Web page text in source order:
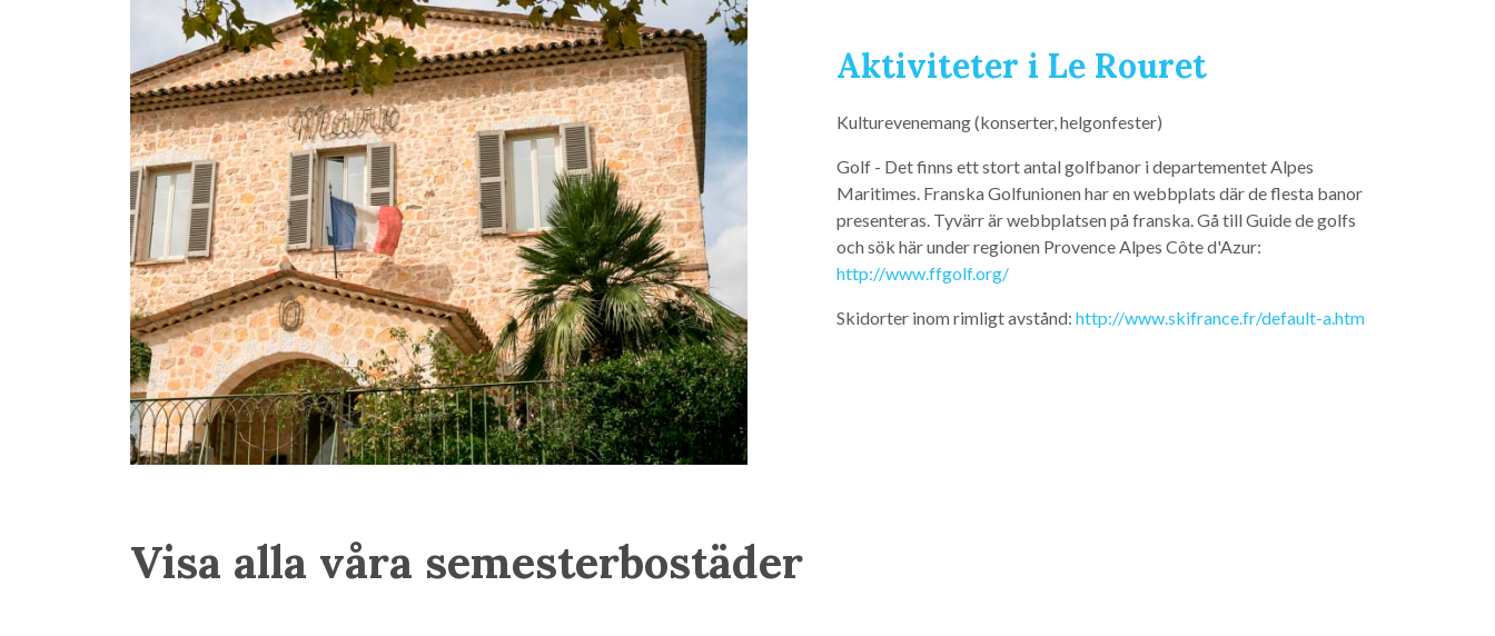
Aktiviteter i Le Rouret
Kulturevenemang (konserter, helgonfester)
Golf - Det finns ett stort antal golfbanor i departementet Alpes
Maritimes. Franska Golfunionen har en webbplats där de flesta banor
presenteras. Tyvärr är webbplatsen på franska. Gå till Guide de golfs
och sök här under regionen Provence Alpes Côte d'Azur:
http://www.ffgolf.org/
Skidorter inom rimligt avstånd: http://www.skifrance.fr/default-a.htm
Visa alla våra semesterbostäder